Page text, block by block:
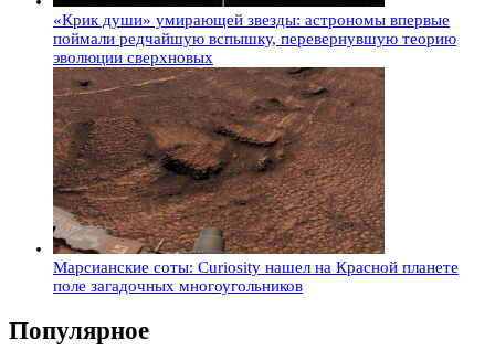
«Крик души» умирающей звезды: астрономы впервые
поймали редчайшую вспышку, перевернувшую теорию
эволюции сверхновых
Марсианские соты: Curiosity нашел на Красной планете
поле загадочных многоугольников
Популярное